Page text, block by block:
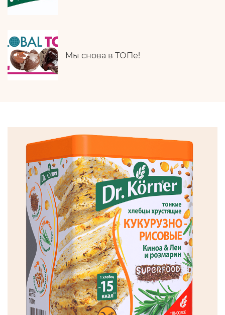
Мы снова в ТОПе!